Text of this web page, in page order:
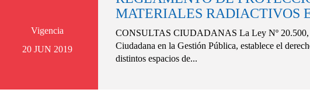
Vigencia
20 JUN 2019
MATERIALES RADIACTIVOS
CONSULTAS CIUDADANAS La Ley Nº 20.500,
Ciudadana en la Gestión Pública, establece el
distintos espacios de...